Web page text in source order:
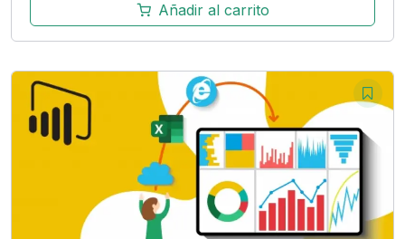
Añadir al carrito